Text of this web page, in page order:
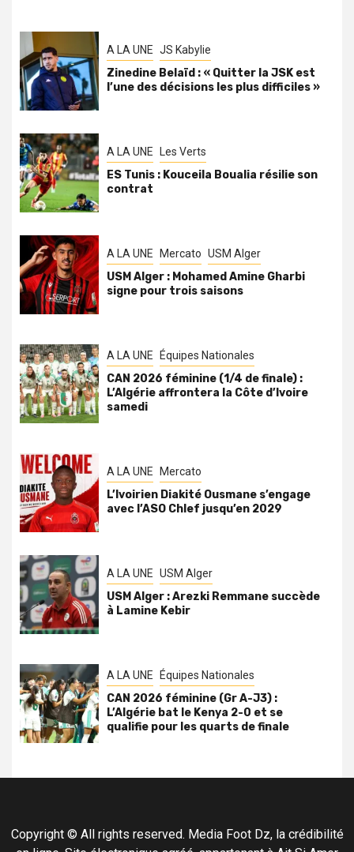
A LA UNE JS Kabylie
Zinedine Belaïd : « Quitter la JSK est
l’une des décisions les plus difficiles »
A LA UNE Les Verts
ES Tunis : Kouceila Boualia résilie son
contrat
A LA UNE Mercato USM Alger
USM Alger : Mohamed Amine Gharbi
signe pour trois saisons
A LA UNE Équipes Nationales
CAN 2026 féminine (1/4 de finale) :
L’Algérie affrontera la Côte d’Ivoire
samedi
A LA UNE Mercato
L’Ivoirien Diakité Ousmane s’engage
avec l’ASO Chlef jusqu’en 2029
A LA UNE USM Alger
USM Alger : Arezki Remmane succède
à Lamine Kebir
A LA UNE Équipes Nationales
CAN 2026 féminine (Gr A-J3) :
L’Algérie bat le Kenya 2-0 et se
qualifie pour les quarts de finale
Copyright © All rights reserved. Media Foot Dz, la crédibilité